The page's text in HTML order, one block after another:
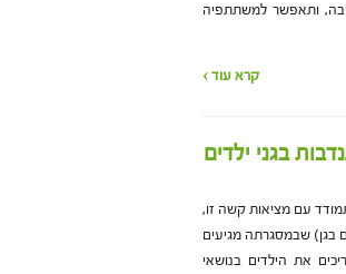
ותאפשר למשתתפיה
קרא עוד ›
עם מציאות קשה זו,
בגן) שבמסגרתה מגיעים
את הילדים בנושאי